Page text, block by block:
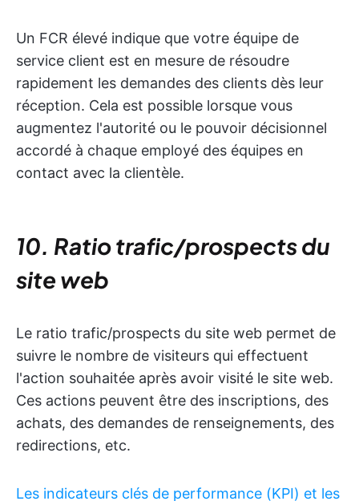
Un FCR élevé indique que votre équipe de
service client est en mesure de résoudre
rapidement les demandes des clients dès leur
réception. Cela est possible lorsque vous
augmentez l'autorité ou le pouvoir décisionnel
accordé à chaque employé des équipes en
contact avec la clientèle.
10. Ratio trafic/prospects du
site web
Le ratio trafic/prospects du site web permet de
suivre le nombre de visiteurs qui effectuent
l'action souhaitée après avoir visité le site web.
Ces actions peuvent être des inscriptions, des
achats, des demandes de renseignements, des
redirections, etc.
Les indicateurs clés de performance (KPI) et les